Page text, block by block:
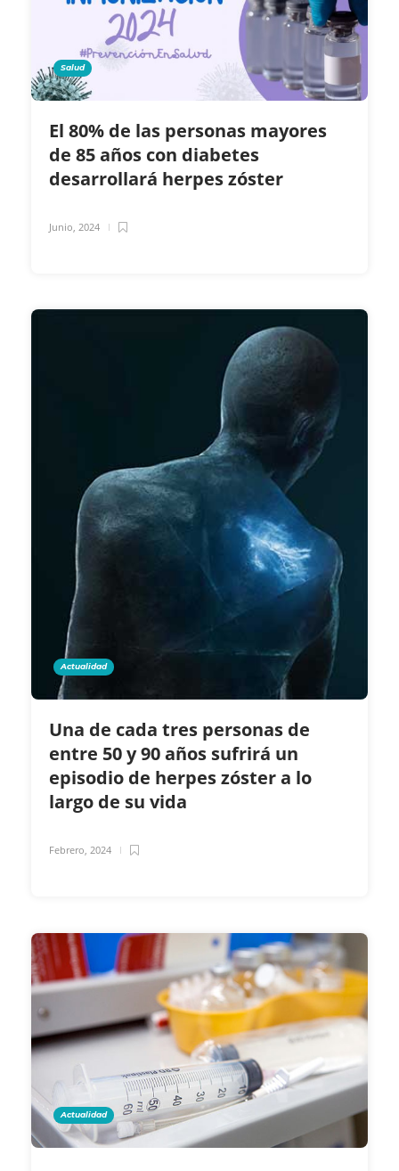
Salud
El 80% de las personas mayores
de 85 años con diabetes
desarrollará herpes zóster
Junio, 2024
Actualidad
Una de cada tres personas de
entre 50 y 90 años sufrirá un
episodio de herpes zóster a lo
largo de su vida
Febrero, 2024
Actualidad